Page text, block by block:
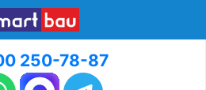
250-78-87